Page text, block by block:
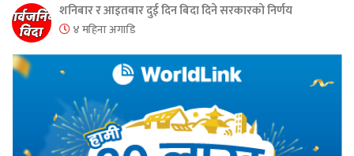
शनिबार र आइतबार दुई दिन बिदा दिने सरकारको निर्णय
४ महिना अगाडि